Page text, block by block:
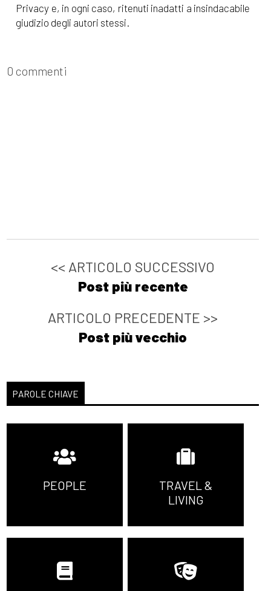
Privacy e, in ogni caso, ritenuti inadatti a insindacabile
giudizio degli autori stessi.
0 commenti
<< ARTICOLO SUCCESSIVO
Post più recente
ARTICOLO PRECEDENTE >>
Post più vecchio
PAROLE CHIAVE
PEOPLE
TRAVEL &
LIVING